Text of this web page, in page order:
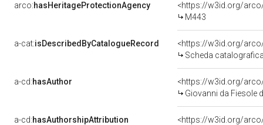
arco:hasHeritageProtectionAgency
<https://w3id.org/
M443
a-cat:isDescribedByCatalogueRecord
<https://w3id.org/
Scheda
a-cd:hasAuthor
<https://w3id.org/
Giovanni da Fiesole
a-cd:hasAuthorshipAttribution
<https://w3id.org/